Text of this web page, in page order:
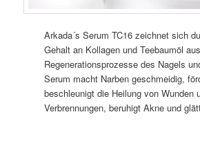
Arkada´s Serum TC16 zeichnet sich
Gehalt an Kollagen und Teebaumöl
Regenerationsprozesse des Nagels
Serum macht Narben geschmeidig,
beschleunigt die Heilung von Wunden
Verbrennungen, beruhigt Akne und